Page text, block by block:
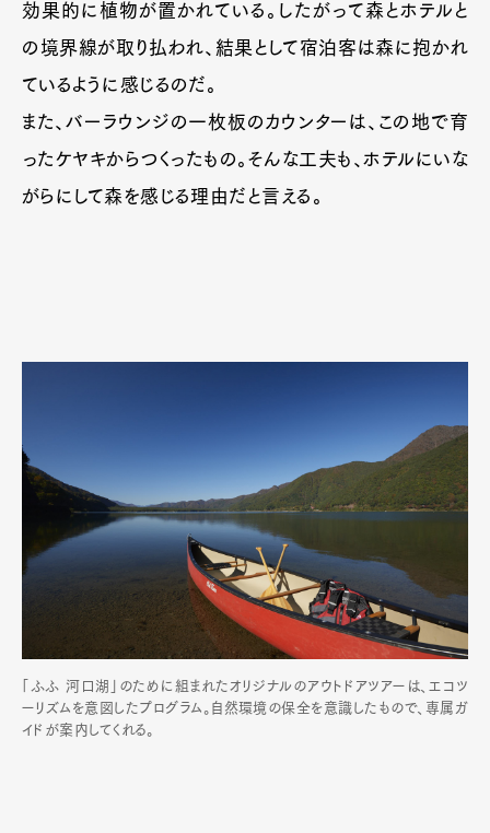
効果的に植物が置かれている。したがって森とホテルと
の境界線が取り払われ、結果として宿泊客は森に抱かれ
ているように感じるのだ。
また、バーラウンジの一枚板のカウンターは、この地で育
ったケヤキからつくったもの。そんな工夫も、ホテルにいな
がらにして森を感じる理由だと言える。
「ふふ 河口湖」のために組まれたオリジナルのアウトドアツアーは、エコツ
ーリズムを意図したプログラム。自然環境の保全を意識したもので、専属ガ
イドが案内してくれる。